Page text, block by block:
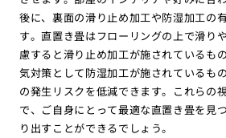
後に、裏面の滑り止め加工や防湿加工の
す。直置き畳はフローリングの上で滑り
慮すると滑り止め加工が施されているも
気対策として防湿加工が施されているも
の発生リスクを低減できます。これらの
で、ご自身にとって最適な直置き畳を見
り出すことができるでしょう。